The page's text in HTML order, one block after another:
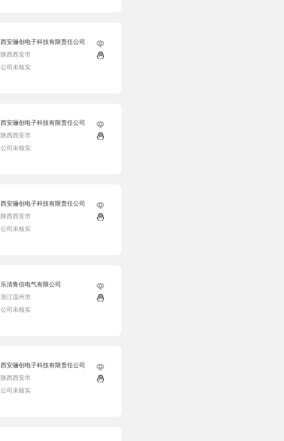
西安骊创电子科技有限责任公司
陕西西安市
公司未核实
西安骊创电子科技有限责任公司
陕西西安市
公司未核实
西安骊创电子科技有限责任公司
陕西西安市
公司未核实
乐清鲁信电气有限公司
浙江温州市
公司未核实
西安骊创电子科技有限责任公司
陕西西安市
公司未核实